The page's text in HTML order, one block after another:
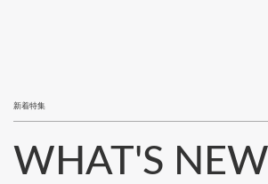
新着特集
WHAT'S NEW